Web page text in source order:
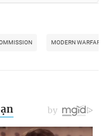
MODERN WARFARE 2